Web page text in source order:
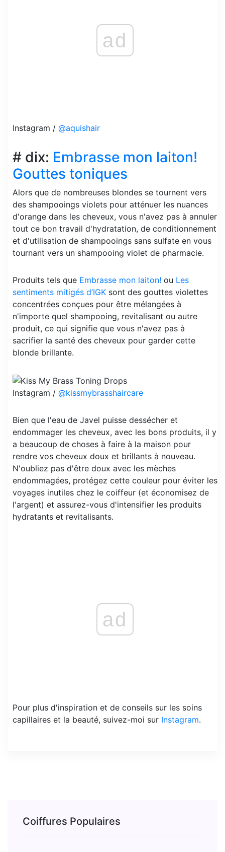
ad
Instagram / @aquishair
# dix: Embrasse mon laiton!
Gouttes toniques
Alors que de nombreuses blondes se tournent vers
des shampooings violets pour atténuer les nuances
d'orange dans les cheveux, vous n'avez pas à annuler
tout ce bon travail d'hydratation, de conditionnement
et d'utilisation de shampooings sans sulfate en vous
tournant vers un shampooing violet de pharmacie.
Produits tels que Embrasse mon laiton! ou Les
sentiments mitigés d’IGK sont des gouttes violettes
concentrées conçues pour être mélangées à
n'importe quel shampooing, revitalisant ou autre
produit, ce qui signifie que vous n'avez pas à
sacrifier la santé des cheveux pour garder cette
blonde brillante.
Instagram / @kissmybrasshaircare
Bien que l'eau de Javel puisse dessécher et
endommager les cheveux, avec les bons produits, il y
a beaucoup de choses à faire à la maison pour
rendre vos cheveux doux et brillants à nouveau.
N'oubliez pas d'être doux avec les mèches
endommagées, protégez cette couleur pour éviter les
voyages inutiles chez le coiffeur (et économisez de
l'argent) et assurez-vous d'intensifier les produits
hydratants et revitalisants.
ad
Pour plus d'inspiration et de conseils sur les soins
capillaires et la beauté, suivez-moi sur Instagram.
Coiffures Populaires